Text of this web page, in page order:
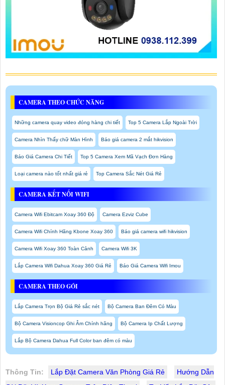
CAMERA THEO CHỨC NĂNG
Những camera quay video đóng hàng chi tiết Top 5 Camera Lắp Ngoài Trời
Camera Nhìn Thấy chữ Màn Hình Báo giá camera 2 mắt hikvision
Báo Giá Camera Chi Tiết Top 5 Camera Xem Mã Vạch Đơn Hàng
Loại camera nào tốt nhất giá rẻ Top Camera Sắc Nét Giá Rẻ
CAMERA KẾT NỐI WIFI
Camera Wifi Ebitcam Xoay 360 Độ Camera Ezviz Cube
Camera Wifi Chính Hãng Kbone Xoay 360 Báo giá camera wifi hikvision
Camera Wifi Xoay 360 Toàn Cảnh Camera Wifi 3K
Lắp Camera Wifi Dahua Xoay 360 Giá Rẻ Báo Giá Camera Wifi Imou
CAMERA THEO GÓI
Lắp Camera Trọn Bộ Giá Rẻ sắc nét Bộ Camera Ban Đêm Có Màu
Bộ Camera Visioncop Ghi Âm Chính hãng Bộ Camera Ip Chất Lượng
Lắp Bộ Camera Dahua Full Color ban đêm có màu
Thông Tin: Lắp Đặt Camera Văn Phòng Giá Rẻ
Hướng Dẫn